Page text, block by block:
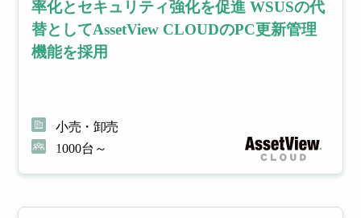
率化とセキュリティ強化を促進 WSUSの代
替としてAssetView CLOUDのPC更新管理
機能を採用
小売・卸売
1000台～